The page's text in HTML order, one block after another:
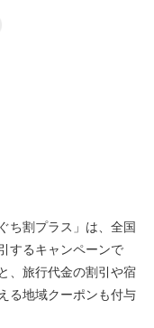
ち割プラス」は、全国
するキャンペーンで
、旅行代金の割引や宿
る地域クーポンも付与